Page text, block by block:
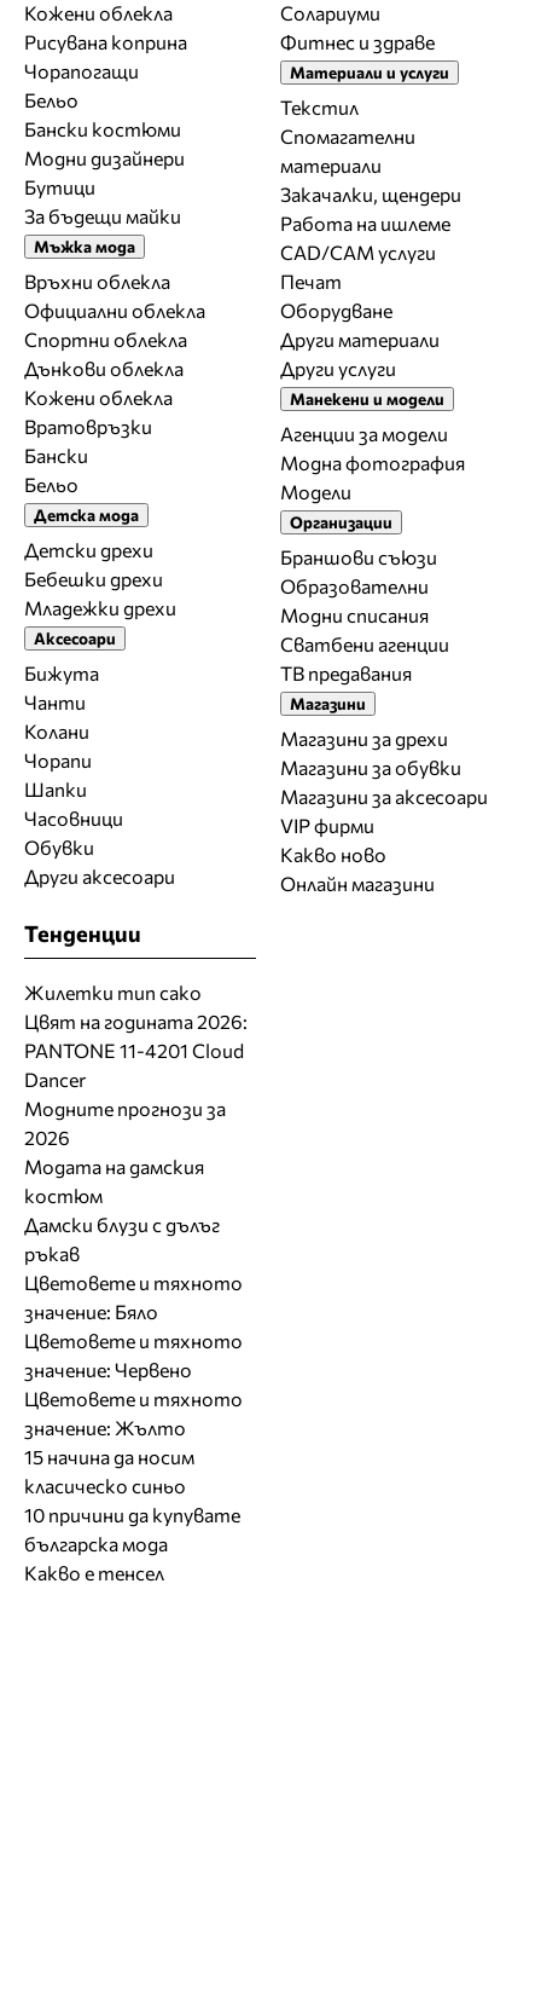
Кожени облекла
Рисувана коприна
Чорапогащи
Бельо
Бански костюми
Модни дизайнери
Бутици
За бъдещи майки
Мъжка мода
Връхни облекла
Официални облекла
Спортни облекла
Дънкови облекла
Кожени облекла
Вратовръзки
Бански
Бельо
Детска мода
Детски дрехи
Бебешки дрехи
Младежки дрехи
Аксесоари
Бижута
Чанти
Колани
Чорапи
Шапки
Часовници
Обувки
Други аксесоари
Солариуми
Фитнес и здраве
Материали и услуги
Текстил
Спомагателни
материали
Закачалки, щендери
Работа на ишлеме
CAD/CAM услуги
Печат
Оборудване
Други материали
Други услуги
Манекени и модели
Агенции за модели
Модна фотография
Модели
Организации
Браншови съюзи
Образователни
Модни списания
Сватбени агенции
ТВ предавания
Магазини
Магазини за дрехи
Магазини за обувки
Магазини за aксесоари
VIP фирми
Какво ново
Онлайн магазини
Тенденции
Жилетки тип сако
Цвят на годината 2026:
PANTONE 11-4201 Cloud
Dancer
Модните прогнози за
2026
Модата на дамския
костюм
Дамски блузи с дълъг
ръкав
Цветовете и тяхното
значение: Бяло
Цветовете и тяхното
значение: Червено
Цветовете и тяхното
значение: Жълто
15 начина да носим
класическо синьо
10 причини да купувате
българска мода
Какво е тенсел